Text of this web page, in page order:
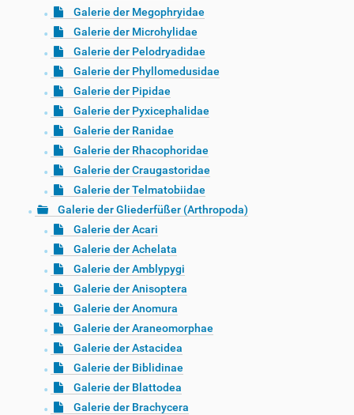
Galerie der Megophryidae
Galerie der Microhylidae
Galerie der Pelodryadidae
Galerie der Phyllomedusidae
Galerie der Pipidae
Galerie der Pyxicephalidae
Galerie der Ranidae
Galerie der Rhacophoridae
Galerie der Craugastoridae
Galerie der Telmatobiidae
Galerie der Gliederfüßer (Arthropoda)
Galerie der Acari
Galerie der Achelata
Galerie der Amblypygi
Galerie der Anisoptera
Galerie der Anomura
Galerie der Araneomorphae
Galerie der Astacidea
Galerie der Biblidinae
Galerie der Blattodea
Galerie der Brachycera